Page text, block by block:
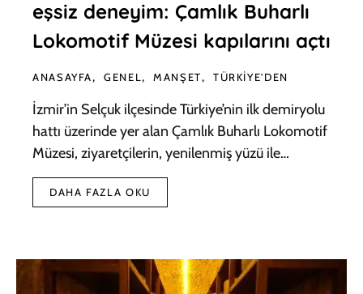
eşsiz deneyim: Çamlık Buharlı
Lokomotif Müzesi kapılarını açtı
ANASAYFA GENEL MANŞET TÜRKIYE'DEN
İzmir’in Selçuk ilçesinde Türkiye’nin ilk demiryolu
hattı üzerinde yer alan Çamlık Buharlı Lokomotif
Müzesi, ziyaretçilerin, yenilenmiş yüzü ile…
DAHA FAZLA OKU